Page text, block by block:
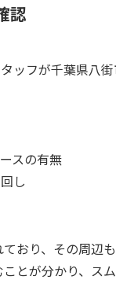
認
ッフが千葉県八
スの有無
し
おり、その周辺
とが分かり、ス